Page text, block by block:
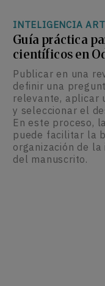
INTELIGENCIA
Guía práctica
científicos en
Publicar en una
definir una
relevante, aplicar
y seleccionar el
En este proceso,
puede facilitar la
organización de
del manuscrito.